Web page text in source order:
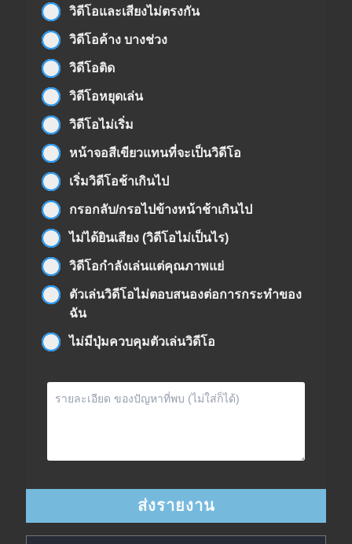
วิดีโอและเสียงไม่ตรงกัน
วิดีโอค้าง บางช่วง
วิดีโอติด
วิดีโอหยุดเล่น
วิดีโอไม่เริ่ม
หน้าจอสีเขียวแทนที่จะเป็นวิดีโอ
เริ่มวิดีโอช้าเกินไป
กรอกลับ/กรอไปข้างหน้าช้าเกินไป
ไม่ได้ยินเสียง (วิดีโอไม่เป็นไร)
วิดีโอกำลังเล่นแต่คุณภาพแย่
ตัวเล่นวิดีโอไม่ตอบสนองต่อการกระทำของ
ฉัน
ไม่มีปุ่มควบคุมตัวเล่นวิดีโอ